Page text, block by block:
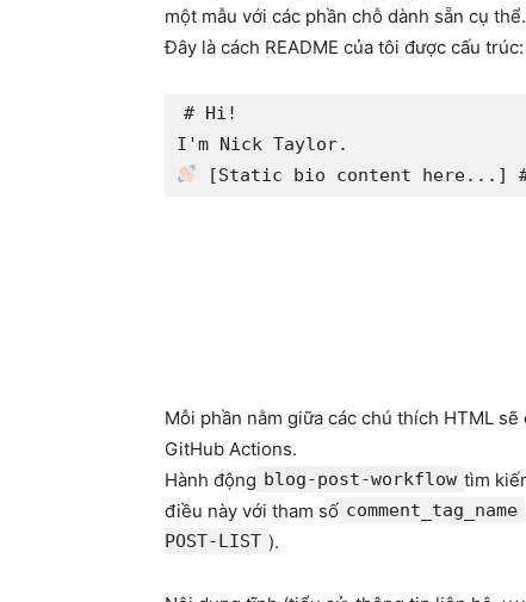
một mẫu với các phần chỗ dành sẵn cụ thể.
Đây là cách README của tôi được cấu trúc:
# Hi!
[Static bio content here...]
Mỗi phần nằm giữa các chú thích HTML
GitHub Actions.
Hành động blog-post-workflow tìm
điều này với tham số comment_tag_name
POST-LIST ).